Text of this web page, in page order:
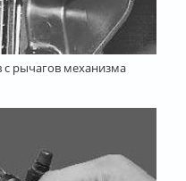
с рычагов механизма